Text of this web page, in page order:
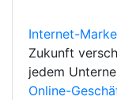
Internet-
Zukunft
jedem
Online-